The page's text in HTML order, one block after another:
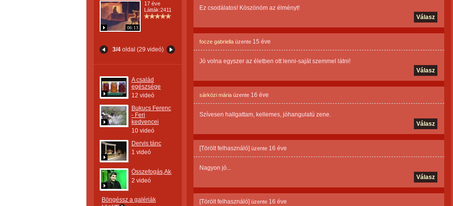
06:13
17 éve
Látták:2411
3/4oldal (29 videó)
A család
egészsége
12 videó
Bukucs Ferenc
- Feri
kedvencei
10 videó
Dervis tánc
1 videó
Összefogás,Akarat
2 videó
Böngéssz a galériák
Ez csodálatos! Köszönöm az élményt!
Válasz
focze gabriella üzente 15 éve
Jó volna egyszer az életben ott lenni-saját szemmel látni!
Válasz
sárközi mária üzente 16 éve
Szívesen hallgattam, kellemes, jóhangulatú zene.
Válasz
[Törölt felhasználó] üzente 16 éve
Nagyon jó...
Válasz
[Törölt felhasználó] üzente 16 éve